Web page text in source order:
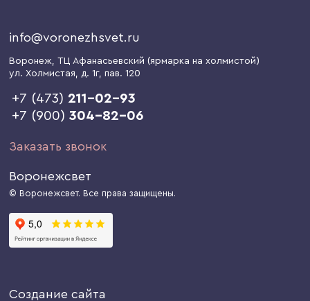
info@voronezhsvet.ru
Воронеж, ТЦ Афанасьевский (ярмарка на холмистой)
ул. Холмистая, д. 1г, пав. 120
+7 (473) 211-02-93
+7 (900)304-82-06
Заказать звонок
Воронежсвет
© Воронежсвет. Все права защищены.
Создание сайта